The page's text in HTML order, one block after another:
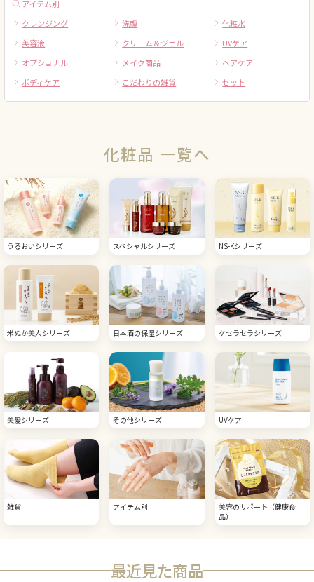
アイテム別
クレンジング
洗顔
化粧水
美容液
クリーム＆ジェル
UVケア
オプショナル
メイク商品
ヘアケア
ボディケア
こだわりの雑貨 セット
化粧品 一覧へ
うるおいシリーズ スペシャルシリーズ NS-Kシリーズ
米ぬか美人シリーズ 日本酒の保湿シリーズ ケセラセラシリーズ
美髪シリーズ その他シリーズ UVケア
雑貨 アイテム別
美容のサポート（健康食
品）
最近見た商品